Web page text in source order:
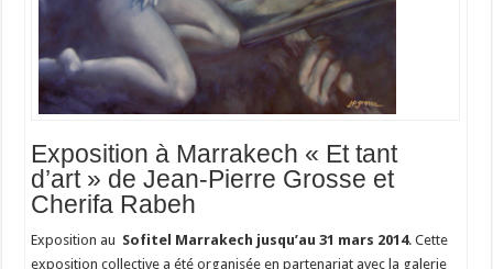
Exposition à Marrakech « Et tant
d’art » de Jean-Pierre Grosse et
Cherifa Rabeh
Exposition au Sofitel Marrakech jusqu’au 31 mars 2014. Cette
exposition collective a été organisée en partenariat avec la galerie